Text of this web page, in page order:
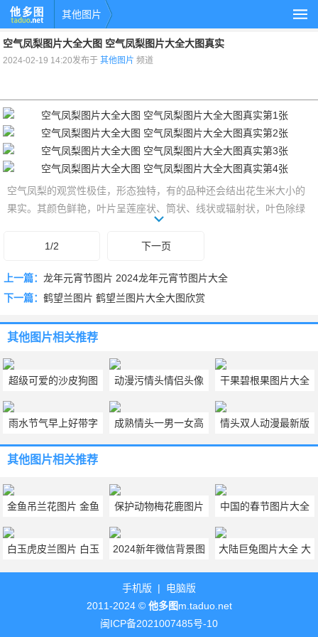
其他图片
空气凤梨图片大全大图 空气凤梨图片大全大图真实
2024-02-19 14:20发布于其他图片 频道
空气凤梨的观赏性极佳，形态独特，有的品种还会结出花生米大小的
果实。其颜色鲜艳，叶片呈莲座状、筒状、线状或辐射状，叶色除绿
色外，还有灰白、蓝灰等色，有些品种的叶片在阳光充足的条件下，
还会呈红色。快来看看空气凤梨图片大全大图 空气凤梨图片大全大图
1/2 下一页
上一篇： 龙年元宵节图片 2024龙年元宵节图片大全
下一篇： 鹤望兰图片 鹤望兰图片大全大图欣赏
其他图片相关推荐
超级可爱的沙皮狗图
片 正宗沙皮狗图片欣
赏6张
动漫污情头情侣头像
污污动漫情头堆糖
干果碧根果图片大全
大图 最新版坚果碧根
果图片8张
雨水节气早上好带字
图片 雨水节气问候图
片分享
成熟情头一男一女高
冷漫画 成熟情头一男
情头双人动漫最新版
图片 情头双人动漫高
其他图片相关推荐
金鱼吊兰花图片 金鱼
吊兰花图片欣赏大全8
张
保护动物梅花鹿图片
真实大全 野生梅花鹿
图片高清6张
中国的春节图片大全
8张欢度春节的图片素
材分享
白玉虎皮兰图片 白玉
虎皮兰图片欣赏大全
2024新年微信背景图
大全 8张2024微信封
面背景图
大陆巨兔图片大全 大
陆巨兔图片大全可爱
手机版 | 电脑版
2011-2024 © 他多图m.taduo.net
闽ICP备2021007485号-10